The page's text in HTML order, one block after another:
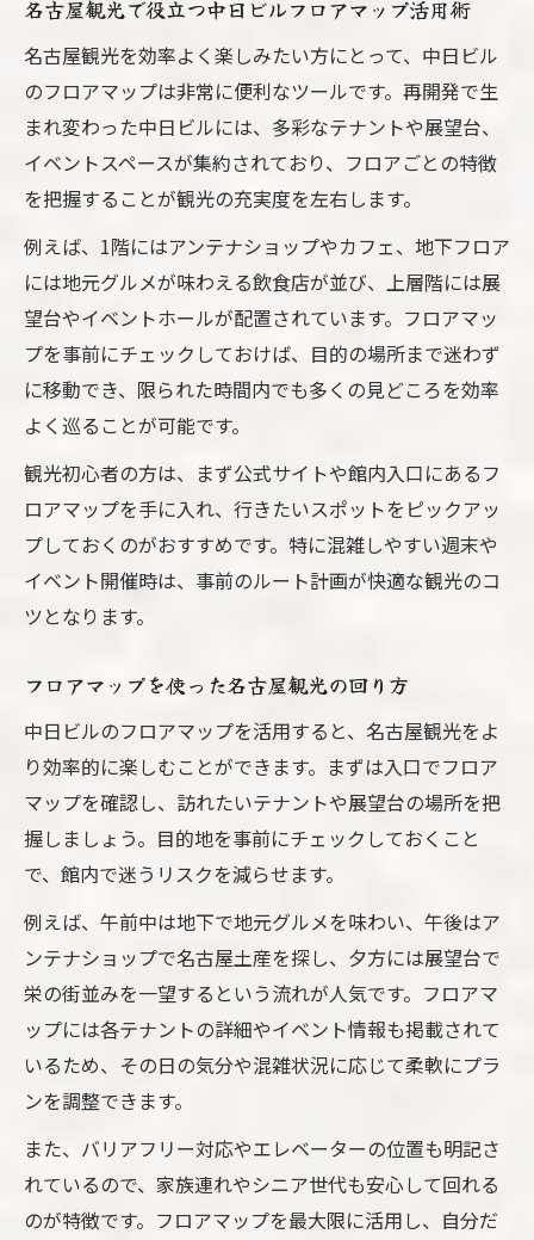
名古屋観光で役立つ中日ビルフロアマップ活用術
名古屋観光を効率よく楽しみたい方にとって、中日ビル
のフロアマップは非常に便利なツールです。再開発で生
まれ変わった中日ビルには、多彩なテナントや展望台、
イベントスペースが集約されており、フロアごとの特徴
を把握することが観光の充実度を左右します。
例えば、1階にはアンテナショップやカフェ、地下フロア
には地元グルメが味わえる飲食店が並び、上層階には展
望台やイベントホールが配置されています。フロアマッ
プを事前にチェックしておけば、目的の場所まで迷わず
に移動でき、限られた時間内でも多くの見どころを効率
よく巡ることが可能です。
観光初心者の方は、まず公式サイトや館内入口にあるフ
ロアマップを手に入れ、行きたいスポットをピックアッ
プしておくのがおすすめです。特に混雑しやすい週末や
イベント開催時は、事前のルート計画が快適な観光のコ
ツとなります。
フロアマップを使った名古屋観光の回り方
中日ビルのフロアマップを活用すると、名古屋観光をよ
り効率的に楽しむことができます。まずは入口でフロア
マップを確認し、訪れたいテナントや展望台の場所を把
握しましょう。目的地を事前にチェックしておくこと
で、館内で迷うリスクを減らせます。
例えば、午前中は地下で地元グルメを味わい、午後はア
ンテナショップで名古屋土産を探し、夕方には展望台で
栄の街並みを一望するという流れが人気です。フロアマ
ップには各テナントの詳細やイベント情報も掲載されて
いるため、その日の気分や混雑状況に応じて柔軟にプラ
ンを調整できます。
また、バリアフリー対応やエレベーターの位置も明記さ
れているので、家族連れやシニア世代も安心して回れる
のが特徴です。フロアマップを最大限に活用し、自分だ